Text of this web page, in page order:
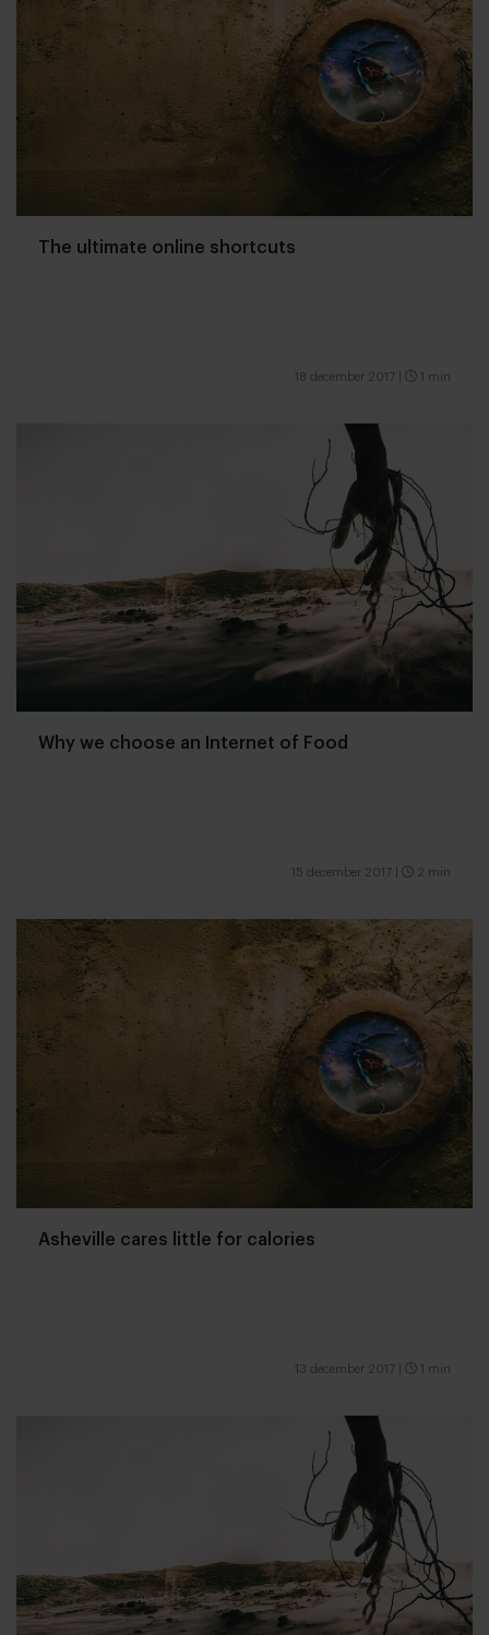
The ultimate online shortcuts
18 december 2017 1 min
Why we choose an Internet of Food
15 december 2017 2 min
Asheville cares little for calories
13 december 2017 1 min